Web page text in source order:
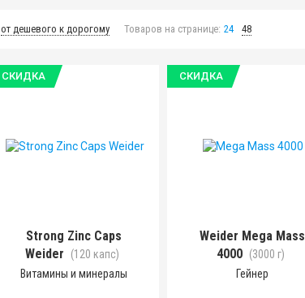
от дешевого к дорогому Товаров на странице: 24 48
СКИДКА
Strong Zinc Caps
Weider
(120 капс)
Витамины и минералы
СКИДКА
Weider Mega Mass
4000 (3000 г)
Гейнер